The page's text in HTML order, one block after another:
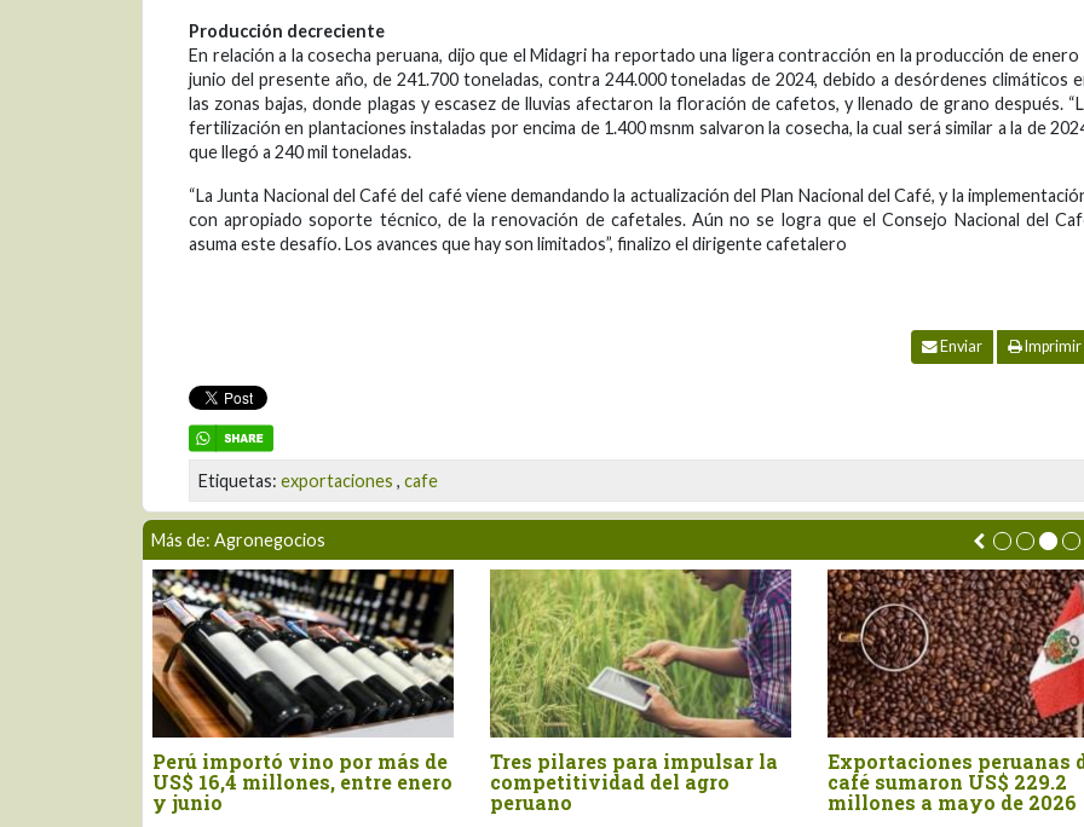
Producción decreciente
En relación a la cosecha peruana, dijo que el Midagri ha reportado una ligera contracción en la producción de enero
junio del presente año, de 241.700 toneladas, contra 244.000 toneladas de 2024, debido a desórdenes climáticos
las zonas bajas, donde plagas y escasez de lluvias afectaron la floración de cafetos, y llenado de grano después.
fertilización en plantaciones instaladas por encima de 1.400 msnm salvaron la cosecha, la cual será similar a la de
que llegó a 240 mil toneladas.
“La Junta Nacional del Café del café viene demandando la actualización del Plan Nacional del Café, y la
con apropiado soporte técnico, de la renovación de cafetales. Aún no se logra que el Consejo Nacional del
asuma este desafío. Los avances que hay son limitados”, finalizo el dirigente cafetalero
Enviar Imprimir
Etiquetas: exportaciones , cafe
Más de: Agronegocios
importó vino por más de
16,4 millones, entre enero
Tres pilares para impulsar la
competitividad del agro
Exportaciones peruanas de
café sumaron US$ 229.2
millones a mayo de 2026
Perú:
crecen
sector